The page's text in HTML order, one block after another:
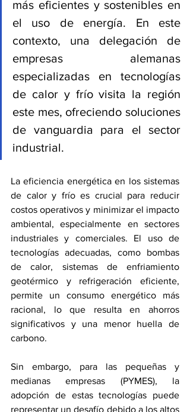
más eficientes y sostenibles en
el uso de energía. En este
contexto, una delegación de
empresas alemanas
especializadas en tecnologías
de calor y frío visita la región
este mes, ofreciendo soluciones
de vanguardia para el sector
industrial.
La eficiencia energética en los sistemas
de calor y frío es crucial para reducir
costos operativos y minimizar el impacto
ambiental, especialmente en sectores
industriales y comerciales. El uso de
tecnologías adecuadas, como bombas
de calor, sistemas de enfriamiento
geotérmico y refrigeración eficiente,
permite un consumo energético más
racional, lo que resulta en ahorros
significativos y una menor huella de
carbono.
Sin embargo, para las pequeñas y
medianas empresas (PYMES), la
adopción de estas tecnologías puede
representar un desafío debido a los altos